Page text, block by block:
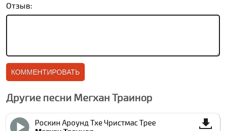
Отзыв:
Другие песни Мегхан Траинор
Роcкин Ароунд Тхе Чристмас Трее